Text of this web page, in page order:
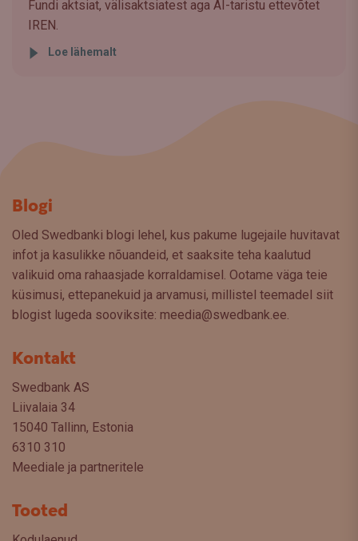
Fundi aktsiat, välisaktsiatest aga AI-taristu ettevõtet
IREN.
Loe lähemalt
Blogi
Oled Swedbanki blogi lehel, kus pakume lugejaile huvitavat
infot ja kasulikke nõuandeid, et saaksite teha kaalutud
valikuid oma rahaasjade korraldamisel. Ootame väga teie
küsimusi, ettepanekuid ja arvamusi, millistel teemadel siit
blogist lugeda sooviksite: meedia@swedbank.ee.
Kontakt
Swedbank AS
Liivalaia 34
15040 Tallinn, Estonia
6310 310
Meediale ja partneritele
Tooted